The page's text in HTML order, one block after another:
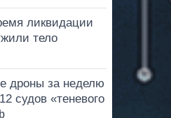
ликвидации
тело
дроны за неделю
судов «теневого